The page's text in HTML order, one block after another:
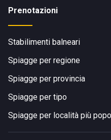
Prenotazioni
Stabilimenti balneari
Spiagge per regione
Spiagge per provincia
Spiagge per tipo
Spiagge per località più